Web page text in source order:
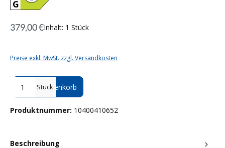
379,00 €Inhalt: 1 Stück
Preise exkl. MwSt. zzgl. Versandkosten
Produkt Anzahl: Gib den gewünschten Wert ein oder benutze die
Stück
In den Warenkorb
Produktnummer: 10400410652
Beschreibung